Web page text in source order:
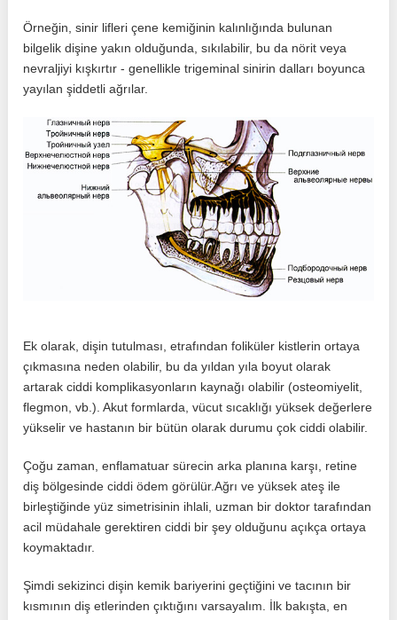
Örneğin, sinir lifleri çene kemiğinin kalınlığında bulunan
bilgelik dişine yakın olduğunda, sıkılabilir, bu da nörit veya
nevraljiyi kışkırtır - genellikle trigeminal sinirin dalları boyunca
yayılan şiddetli ağrılar.
Ek olarak, dişin tutulması, etrafından foliküler kistlerin ortaya
çıkmasına neden olabilir, bu da yıldan yıla boyut olarak
artarak ciddi komplikasyonların kaynağı olabilir (osteomiyelit,
flegmon, vb.). Akut formlarda, vücut sıcaklığı yüksek değerlere
yükselir ve hastanın bir bütün olarak durumu çok ciddi olabilir.
Çoğu zaman, enflamatuar sürecin arka planına karşı, retine
diş bölgesinde ciddi ödem görülür.Ağrı ve yüksek ateş ile
birleştiğinde yüz simetrisinin ihlali, uzman bir doktor tarafından
acil müdahale gerektiren ciddi bir şey olduğunu açıkça ortaya
koymaktadır.
Şimdi sekizinci dişin kemik bariyerini geçtiğini ve tacının bir
kısmının diş etlerinden çıktığını varsayalım. İlk bakışta, en